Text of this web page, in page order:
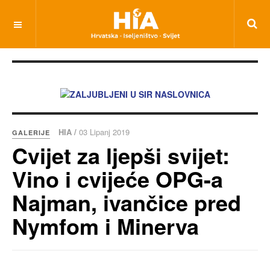
GALERIJE HIA / 03 Lipanj 2019
Cvijet za ljepši svijet:
Vino i cvijeće OPG-a
Najman, ivančice pred
Nymfom i Minerva